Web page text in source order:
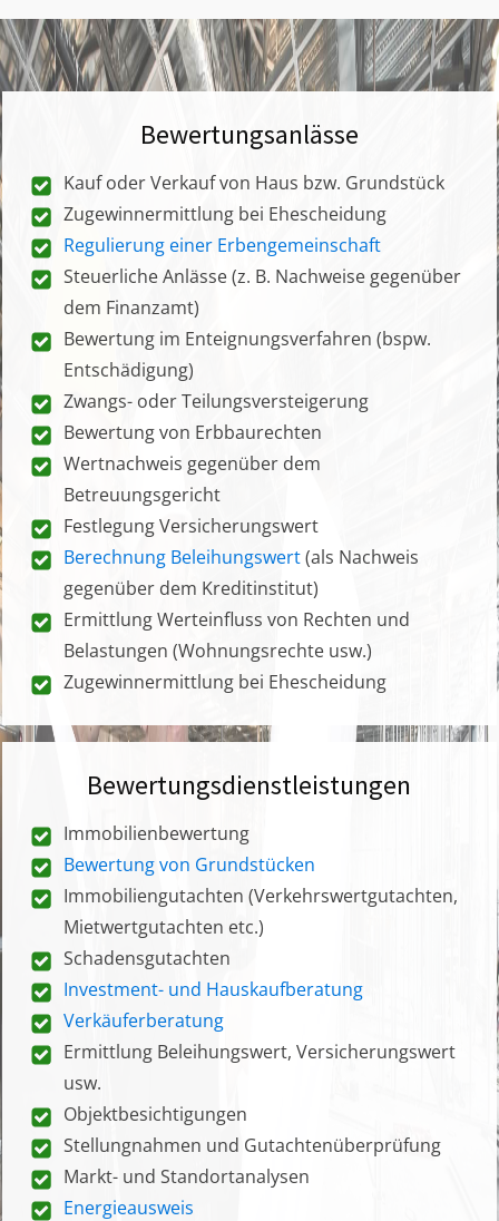
Bewertungsanlässe
Kauf oder Verkauf von Haus bzw. Grundstück
Zugewinnermittlung bei Ehescheidung
Regulierung einer Erbengemeinschaft
Steuerliche Anlässe (z. B. Nachweise gegenüber
dem Finanzamt)
Bewertung im Enteignungsverfahren (bspw.
Entschädigung)
Zwangs- oder Teilungsversteigerung
Bewertung von Erbbaurechten
Wertnachweis gegenüber dem
Betreuungsgericht
Festlegung Versicherungswert
Berechnung Beleihungswert(als Nachweis
gegenüber dem Kreditinstitut)
Ermittlung Werteinfluss von Rechten und
Belastungen (Wohnungsrechte usw.)
Zugewinnermittlung bei Ehescheidung
Bewertungsdienstleistungen
Immobilienbewertung
Bewertung von Grundstücken
Immobiliengutachten (Verkehrswertgutachten,
Mietwertgutachten etc.)
Schadensgutachten
Investment- und Hauskaufberatung
Verkäuferberatung
Ermittlung Beleihungswert, Versicherungswert
usw.
Objektbesichtigungen
Stellungnahmen und Gutachtenüberprüfung
Markt- und Standortanalysen
Energieausweis